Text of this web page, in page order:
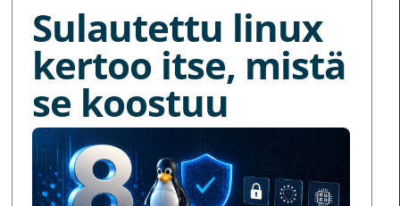
Sulautettu linux
kertoo itse, mistä
se koostuu